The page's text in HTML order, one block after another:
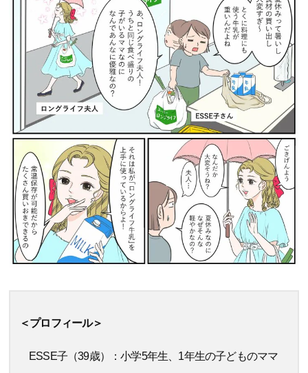
＜プロフィール＞
ESSE子（39歳）：小学5年生、1年生の子どものママ